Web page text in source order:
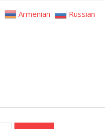
Armenian Russian